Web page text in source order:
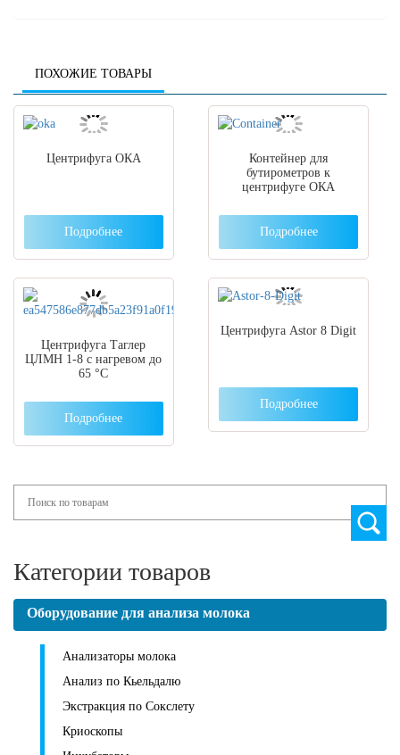
ПОХОЖИЕ ТОВАРЫ
Центрифуга ОКА
Подробнее
Контейнер для
бутирометров к
центрифуге ОКА
Подробнее
Центрифуга Таглер
ЦЛМН 1-8 с нагревом до
65 °С
Подробнее
Центрифуга Astor 8 Digit
Подробнее
Категории товаров
Оборудование для анализа молока
Анализаторы молока
Анализ по Кьельдалю
Экстракция по Сокслету
Криоскопы